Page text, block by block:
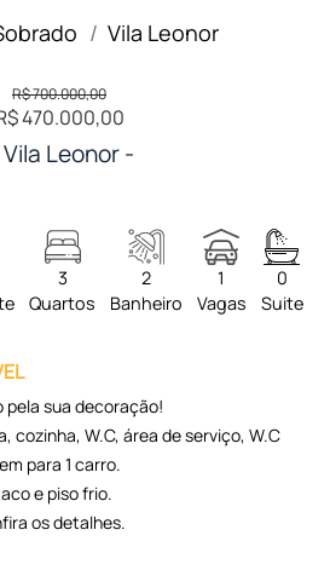
Vila Leonor
R$ 700.000,00
470.000,00
Leonor -
3
Quartos
2
Banheiro
1
Vagas
0
Suite
pela sua decoração!
cozinha, W.C, área de serviço, W.C
para 1 carro.
e piso frio.
os detalhes.